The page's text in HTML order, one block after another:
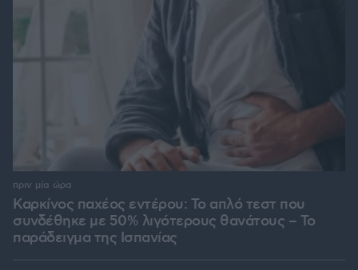
Καρκίνος παχέος εντέρου: Το απλό τεστ που
συνδέθηκε με 50% λιγότερους θανάτους – Το
παράδειγμα της Ισπανίας
πριν μία ώρα